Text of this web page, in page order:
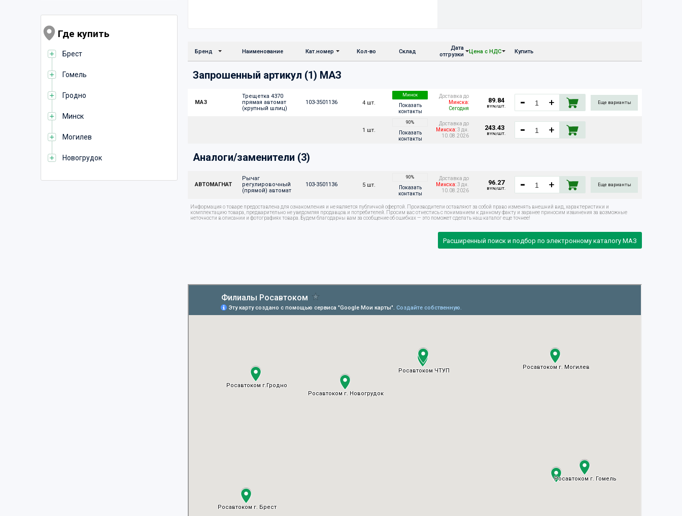
Где купить
Брест
Гомель
Гродно
Минск
Могилев
Новогрудок
Бренд Наименование Кат.номер Кол-во Склад
Дата
отгрузки
Цена с НДС Купить
Запрошенный артикул (1) МАЗ
МАЗ
Трещетка 4370
прямая автомат
(крупный шлиц)
103-3501136 4 шт.
Минск
Показать
контакты
Доставка до
Минска:
Сегодня
89.84
BYN/ШТ.
Еще варианты
1 шт.
90%
Показать
контакты
Доставка до
Минска:3 дн.
10.08.2026
243.43
BYN/ШТ.
Аналоги/заменители (3)
АВТОМАГНАТ
Рычаг
регулировочный
(прямой) автомат
103-3501136 5 шт.
90%
Показать
контакты
Доставка до
Минска:3 дн.
10.08.2026
96.27
BYN/ШТ.
Еще варианты
Информация о товаре предоставлена для ознакомления и не является публичной офертой. Производители оставляют за собой право изменять внешний вид, характеристики и
комплектацию товара, предварительно не уведомляя продавцов и потребителей. Просим вас отнестись с пониманием к данному факту и заранее приносим извинения за возможные
неточности в описании и фотографиях товара. Будем благодарны вам за сообщение об ошибках — это поможет сделать наш каталог еще точнее!
Расширенный поиск и подбор по электронному каталогу МАЗ